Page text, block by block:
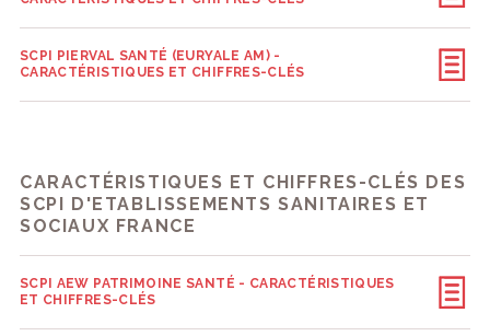
SCPI PIERVAL SANTÉ (EURYALE AM) -
CARACTÉRISTIQUES ET CHIFFRES-CLÉS
CARACTÉRISTIQUES ET CHIFFRES-CLÉS DES
SCPI D'ETABLISSEMENTS SANITAIRES ET
SOCIAUX FRANCE
SCPI AEW PATRIMOINE SANTÉ - CARACTÉRISTIQUES
ET CHIFFRES-CLÉS